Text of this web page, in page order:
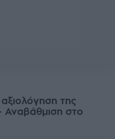
της
Αναβάθμιση στο